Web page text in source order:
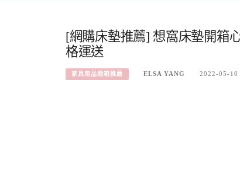
[網購床墊推薦] 想窩床墊開箱
格運送
家具用品開箱推薦 ELSA YANG 2022-05-10